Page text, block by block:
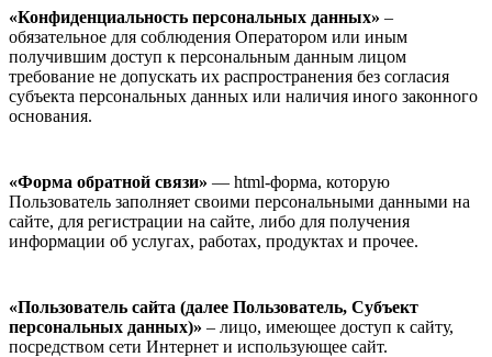
«Конфиденциальность персональных данных» –
обязательное для соблюдения Оператором или иным
получившим доступ к персональным данным лицом
требование не допускать их распространения без согласия
субъекта персональных данных или наличия иного законного
основания.
«Форма обратной связи» — html-форма, которую
Пользователь заполняет своими персональными данными на
сайте, для регистрации на сайте, либо для получения
информации об услугах, работах, продуктах и прочее.
«Пользователь сайта (далее Пользователь, Субъект
персональных данных)» – лицо, имеющее доступ к сайту,
посредством сети Интернет и использующее сайт.